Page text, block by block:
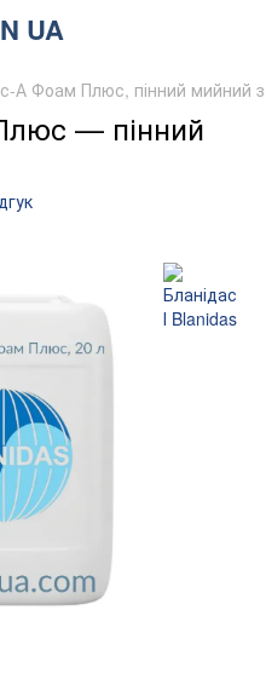
UA
А Фоам Плюс, пінний мийний
— пінний